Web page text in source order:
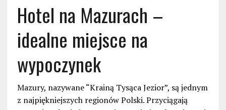
Hotel na Mazurach –
idealne miejsce na
wypoczynek
Mazury, nazywane “Krainą Tysąca Jezior”, są jednym
z najpiękniejszych regionów Polski. Przyciągają